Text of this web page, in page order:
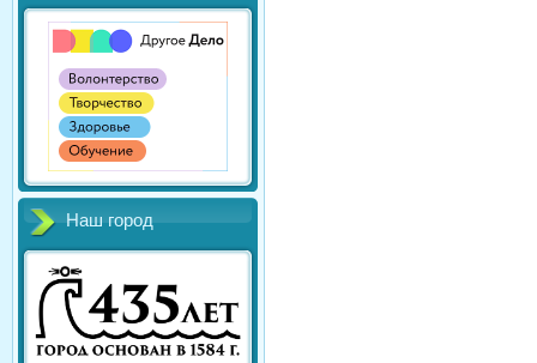
Наш город